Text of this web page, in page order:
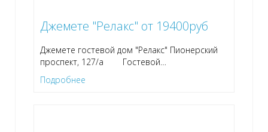
Джемете "Релакс" от 19400руб
Джемете гостевой дом "Релакс" Пионерский
проспект, 127/а Гостевой…
Подробнее